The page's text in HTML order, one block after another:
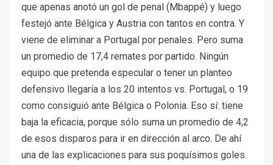
que apenas anotó un gol de penal (Mbappé) y luego
festejó ante Bélgica y Austria con tantos en contra. Y
viene de eliminar a Portugal por penales. Pero suma
un promedio de 17,4 remates por partido. Ningún
equipo que pretenda especular o tener un planteo
defensivo llegaría a los 20 intentos vs. Portugal, o 19
como consiguió ante Bélgica o Polonia. Eso sí: tiene
baja la eficacia, porque sólo suma un promedio de 4,2
de esos disparos para ir en dirección al arco. De ahí
una de las explicaciones para sus poquísimos goles.